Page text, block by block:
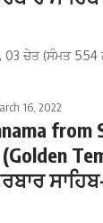
03 ਚੇਤ (ਸੰਮਤ 554
16, 2022
from